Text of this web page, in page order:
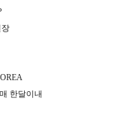
한달이내